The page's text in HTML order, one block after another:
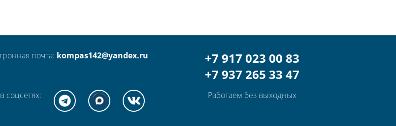
почта: kompas142@yandex.ru
+7 917 023 00 83
+7 937 265 33 47
соцсетях: Работаем без выходных